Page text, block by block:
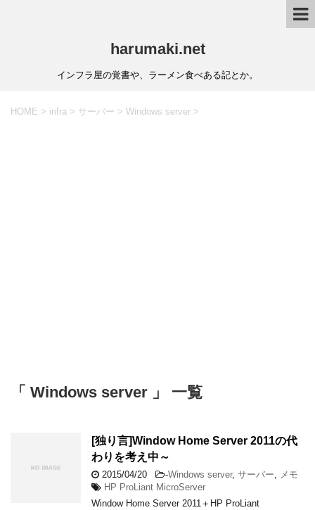
harumaki.net
インフラ屋の覚書や、ラーメン食べある記とか。
HOME > infra > サーバー > Windows server >
「 Windows server 」 一覧
[独り言]Window Home Server 2011の代
わりを考え中～
2015/04/20 -Windows server, サーバー, メモ
HP ProLiant MicroServer
Window Home Server 2011＋HP ProLiant